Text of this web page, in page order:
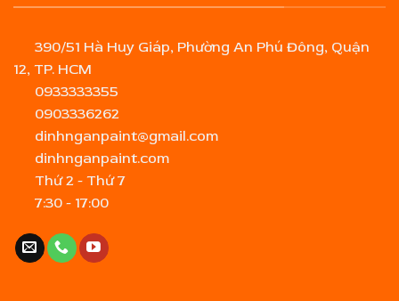
390/51 Hà Huy Giáp, Phường An Phú Đông, Quận
12, TP. HCM
0933333355
0903336262
dinhnganpaint@gmail.com
dinhnganpaint.com
Thứ 2 - Thứ 7
7:30 - 17:00